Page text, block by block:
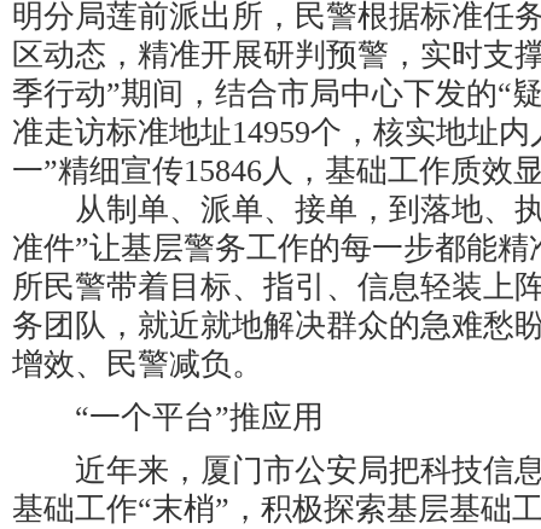
明分局莲前派出所，民警根据标准任
区动态，精准开展研判预警，实时支
季行动”期间，结合市局中心下发的“
准走访标准地址14959个，核实地址内
一”精细宣传15846人，基础工作质效
从制单、派单、接单，到落地、执
准件”让基层警务工作的每一步都能
所民警带着目标、指引、信息轻装上
务团队，就近就地解决群众的急难愁
增效、民警减负。
“一个平台”推应用
近年来，厦门市公安局把科技信
基础工作“末梢”，积极探索基层基础